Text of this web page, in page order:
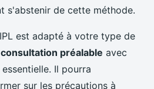
s'abstenir de cette méthode.
est adapté à votre type de
consultation préalable avec
Il pourra
sur les précautions à